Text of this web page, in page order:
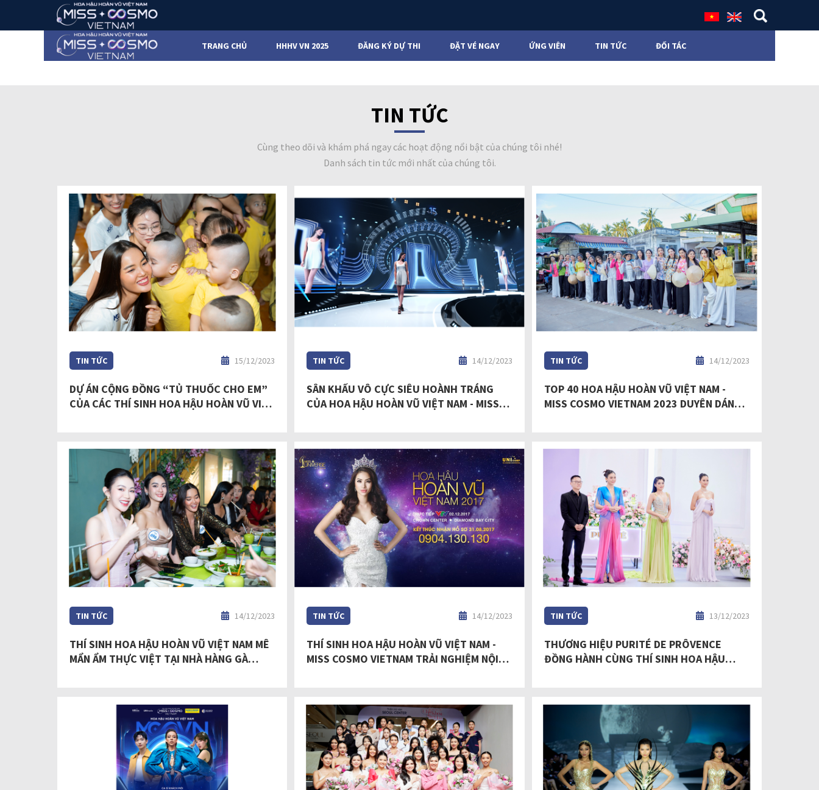
TRANG CHỦ HHHV VN 2025 ĐĂNG KÝ DỰ THI ĐẶT VÉ NGAY ỨNG VIÊN TIN TỨC ĐỐI TÁC
TIN TỨC
Cùng theo dõi và khám phá ngay các hoạt động nổi bật của chúng tôi nhé!
Danh sách tin tức mới nhất của chúng tôi.
TIN TỨC 15/12/2023
DỰ ÁN CỘNG ĐỒNG “TỦ THUỐC CHO EM”
CỦA CÁC THÍ SINH HOA HẬU HOÀN VŨ VIỆT
QUANG
TIN TỨC 14/12/2023
SÂN KHẤU VÔ CỰC SIÊU HOÀNH TRÁNG
CỦA HOA HẬU HOÀN VŨ VIỆT NAM - MISS
TIN TỨC 14/12/2023
TOP 40 HOA HẬU HOÀN VŨ VIỆT NAM -
MISS COSMO VIETNAM 2023 DUYÊN DÁNG
BẾN TRE
TIN TỨC 14/12/2023
THÍ SINH HOA HẬU HOÀN VŨ VIỆT NAM MÊ
MẨN ẨM THỰC VIỆT TẠI NHÀ HÀNG GÀ
TIN TỨC 14/12/2023
THÍ SINH HOA HẬU HOÀN VŨ VIỆT NAM -
MISS COSMO VIETNAM TRẢI NGHIỆM NỘI
TIN TỨC 13/12/2023
THƯƠNG HIỆU PURITÉ DE PRÔVENCE
ĐỒNG HÀNH CÙNG THÍ SINH HOA HẬU
THỰC TẾ